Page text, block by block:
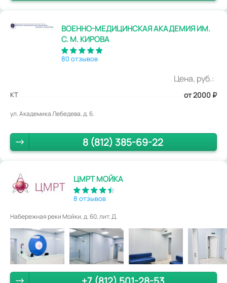
ВОЕННО-МЕДИЦИНСКАЯ АКАДЕМИЯ ИМ.
С. М. КИРОВА
80 отзывов
Цена, руб.:
КТ от 2000 ₽
ул. Академика Лебедева, д. 6.
8 (812) 385-69-22
ЦМРТ МОЙКА
8 отзывов
Набережная реки Мойки, д. 60, лит. Д.